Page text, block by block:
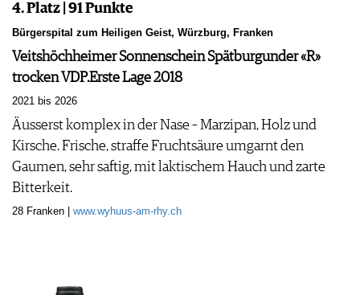
4. Platz | 91 Punkte
Bürgerspital zum Heiligen Geist, Würzburg, Franken
Veitshöchheimer Sonnenschein Spätburgunder «R»
trocken VDP.Erste Lage 2018
2021 bis 2026
Äusserst komplex in der Nase – Marzipan, Holz und
Kirsche. Frische, straffe Fruchtsäure umgarnt den
Gaumen, sehr saftig, mit laktischem Hauch und zarte
Bitterkeit.
28 Franken | www.wyhuus-am-rhy.ch